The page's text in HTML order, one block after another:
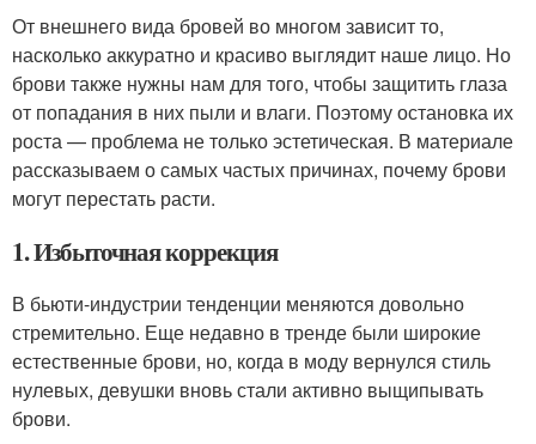
От внешнего вида бровей во многом зависит то,
насколько аккуратно и красиво выглядит наше лицо. Но
брови также нужны нам для того, чтобы защитить глаза
от попадания в них пыли и влаги. Поэтому остановка их
роста — проблема не только эстетическая. В материале
рассказываем о самых частых причинах, почему брови
могут перестать расти.
1. Избыточная коррекция
В бьюти-индустрии тенденции меняются довольно
стремительно. Еще недавно в тренде были широкие
естественные брови, но, когда в моду вернулся стиль
нулевых, девушки вновь стали активно выщипывать
брови.